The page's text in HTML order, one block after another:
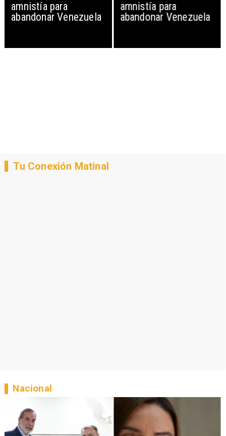
amnistía para
abandonar Venezuela
amnistía para
abandonar Venezuela
Tu Conexión Matinal
Nacional